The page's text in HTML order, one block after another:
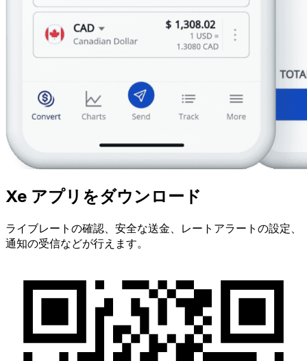
Xe アプリをダウンロード
ライブレートの確認、安全な送金、レートアラートの設定、
通知の受信などが行えます。